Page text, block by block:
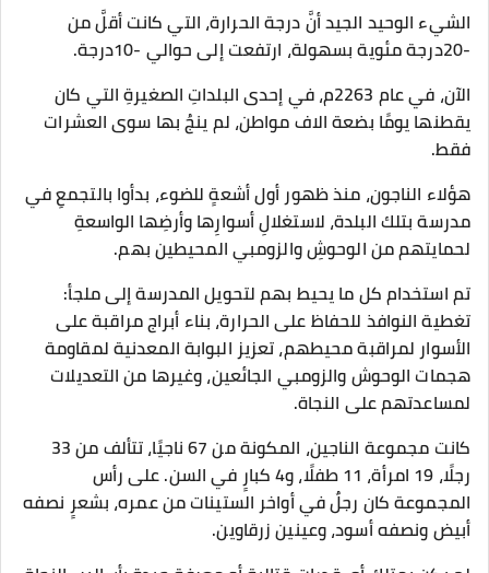
الشيء الوحيد الجيد أنَّ درجة الحرارة، التي كانت أقلَّ من
-20درجة مئوية بسهولة، ارتفعت إلى حوالي -10درجة.
الآن، في عام 2263م، في إحدى البلداتِ الصغيرةِ التي كان
يقطنها يومًا بضعة الاف مواطن، لم ينجُ بها سوى العشرات
فقط.
هؤلاء الناجون، منذ ظهور أول أشعةٍ للضوء، بدأوا بالتجمعِ في
مدرسة بتلك البلدة، لاستغلالِ أسوارِها وأرضِها الواسعةِ
لحمايتهم من الوحوشِ والزومبي المحيطين بهم.
تم استخدام كل ما يحيط بهم لتحويل المدرسة إلى ملجأ:
تغطية النوافذ للحفاظ على الحرارة، بناء أبراج مراقبة على
الأسوار لمراقبة محيطهم، تعزيز البوابة المعدنية لمقاومة
هجمات الوحوش والزومبي الجائعين، وغيرها من التعديلات
لمساعدتهم على النجاة.
كانت مجموعة الناجين، المكونة من 67 ناجيًا، تتألف من 33
رجلًا، 19 امرأة، 11 طفلًا، و4 كبارٍ في السن. على رأس
المجموعة كان رجلٌ في أواخر الستينات من عمره، بشعرٍ نصفه
أبيض ونصفه أسود، وعينين زرقاوين.